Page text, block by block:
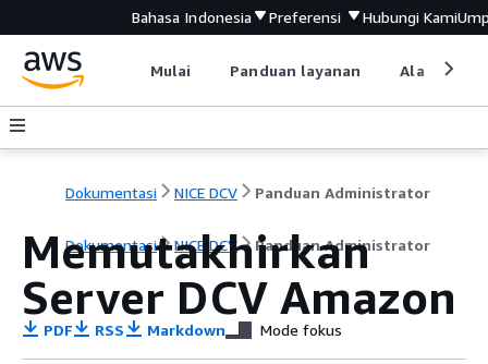
Bahasa Indonesia Preferensi Hubungi Kami
Mulai Panduan layanan Alat
Dokumentasi NICE DCV Panduan Administrator
Dokumentasi NICE DCV Panduan Administrator
Memutakhirkan
Server DCV Amazon
PDF RSS Markdown Mode fokus